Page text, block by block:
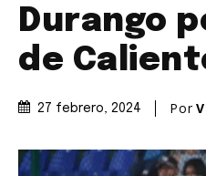
Durango
de
27 febrero, 2024 Por